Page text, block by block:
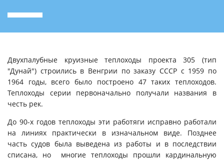
Двухпалубные круизные теплоходы проекта 305 (тип
"Дунай") строились в Венгрии по заказу СССР с 1959 по
1964 годы, всего было построено 47 таких теплоходов.
Теплоходы серии первоначально получали названия в
честь рек.
До 90-х годов теплоходы эти работяги исправно работали
на линиях практически в изначальном виде. Позднее
часть судов была выведена из работы и в последствии
списана, но многие теплоходы прошли кардинальную